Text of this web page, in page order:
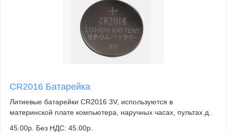
CR2016 Батарейка
Литиевые батарейки CR2016 3V, используются в
материнской плате компьютера, наручных часах, пультах д..
45.00р. Без НДС: 45.00р.